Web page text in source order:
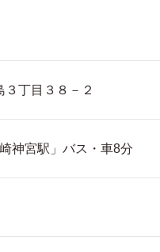
３丁目３８－２
神宮駅」バス・車8分